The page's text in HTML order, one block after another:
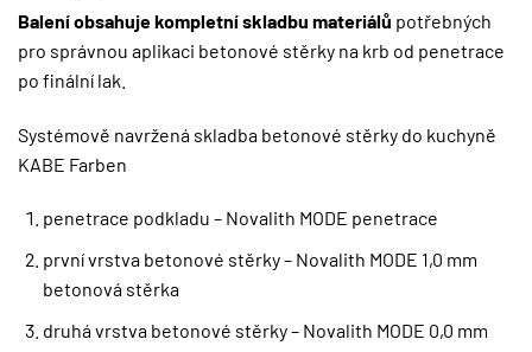
Balení obsahuje kompletní skladbu materiálů potřebných
pro správnou aplikaci betonové stěrky na krb od penetrace
po finální lak.
Systémově navržená skladba betonové stěrky do kuchyně
KABE Farben
penetrace podkladu – Novalith MODE penetrace
první vrstva betonové stěrky – Novalith MODE 1,0 mm
betonová stěrka
druhá vrstva betonové stěrky – Novalith MODE 0,0 mm